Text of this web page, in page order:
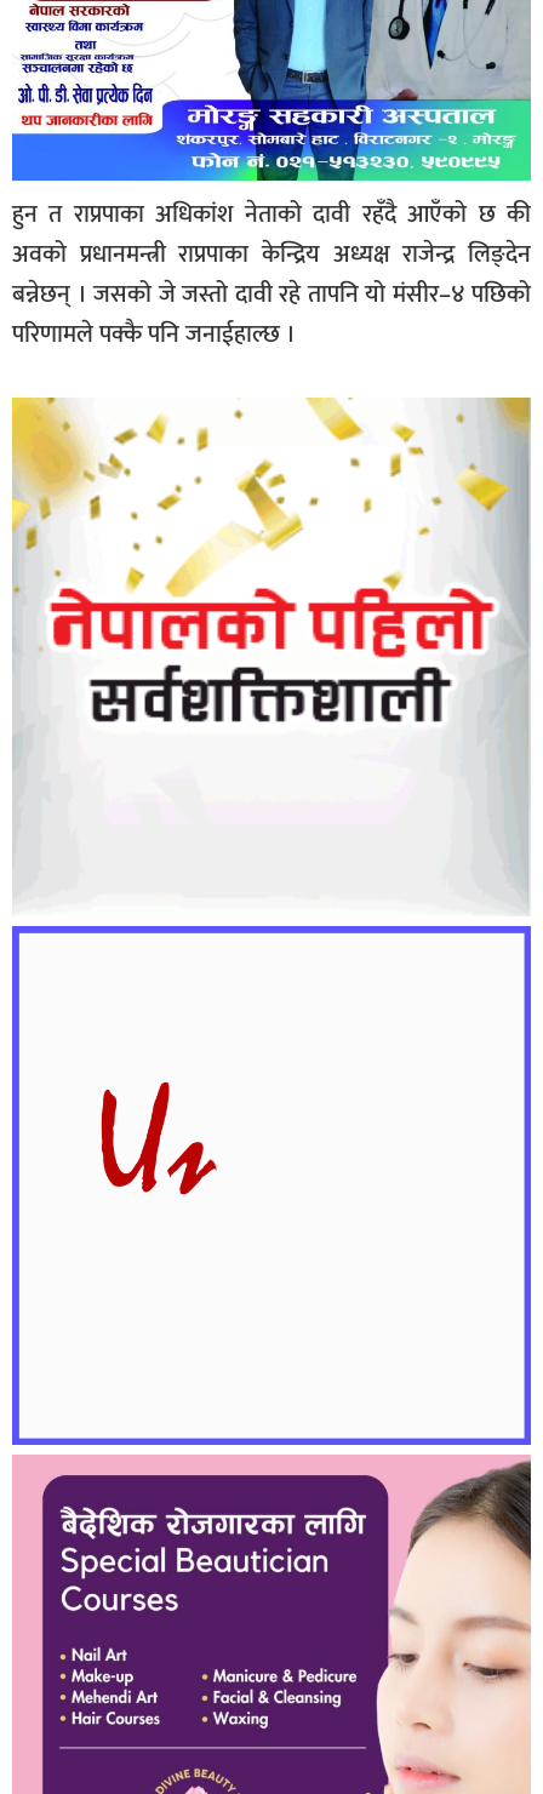
हुन त राप्रपाका अधिकांश नेताको दावी रहँदै आएँको छ की
अवको प्रधानमन्त्री राप्रपाका केन्द्रिय अध्यक्ष राजेन्द्र लिङ्देन
बन्नेछन् । जसको जे जस्तो दावी रहे तापनि यो मंसीर–४ पछिको
परिणामले पक्कै पनि जनाईहाल्छ ।